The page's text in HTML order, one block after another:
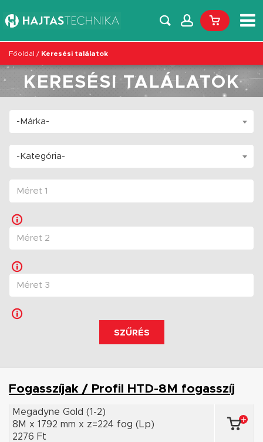
Főoldal / Keresési találatok
KERESÉSI TALÁLATOK
-Márka-
-Kategória-
SZŰRÉS
Fogasszíjak / Profil HTD-8M fogasszíj
Megadyne Gold (1-2)
8M x 1792 mm x z=224 fog (Lp)
2276 Ft